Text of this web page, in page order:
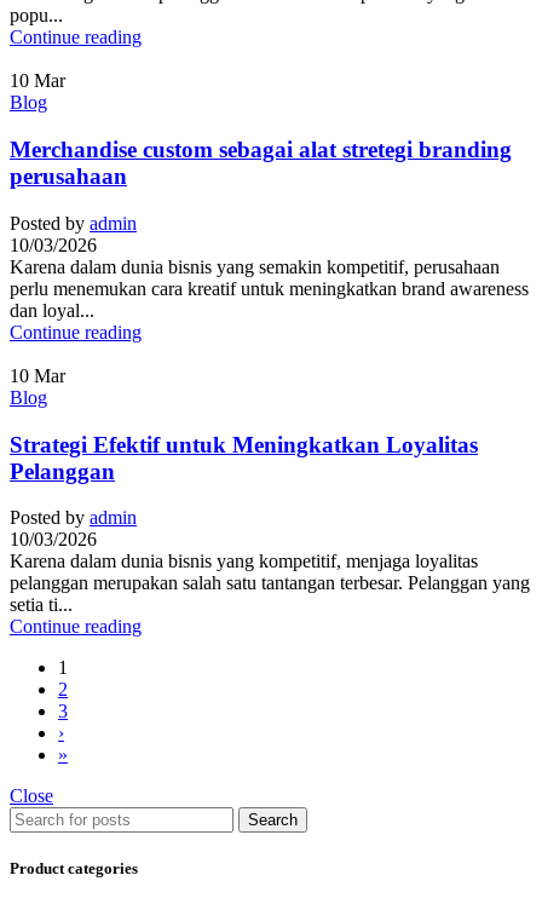
popu...
Continue reading
10 Mar
Blog
Merchandise custom sebagai alat stretegi branding
perusahaan
Posted by admin
10/03/2026
Karena dalam dunia bisnis yang semakin kompetitif, perusahaan
perlu menemukan cara kreatif untuk meningkatkan brand awareness
dan loyal...
Continue reading
10 Mar
Blog
Strategi Efektif untuk Meningkatkan Loyalitas
Pelanggan
Posted by admin
10/03/2026
Karena dalam dunia bisnis yang kompetitif, menjaga loyalitas
pelanggan merupakan salah satu tantangan terbesar. Pelanggan yang
setia ti...
Continue reading
1
2
3
›
»
Close
Search
Product categories